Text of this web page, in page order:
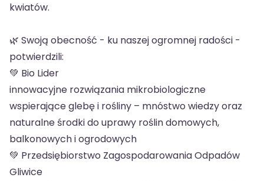
kwiatów.
🌿 Swoją obecność - ku naszej ogromnej radości -
potwierdzili:
💚 Bio Lider
innowacyjne rozwiązania mikrobiologiczne
wspierające glebę i rośliny – mnóstwo wiedzy oraz
naturalne środki do uprawy roślin domowych,
balkonowych i ogrodowych
💚 Przedsiębiorstwo Zagospodarowania Odpadów
Gliwice